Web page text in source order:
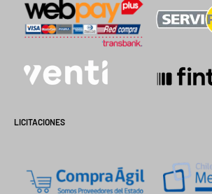
LICITACIONES